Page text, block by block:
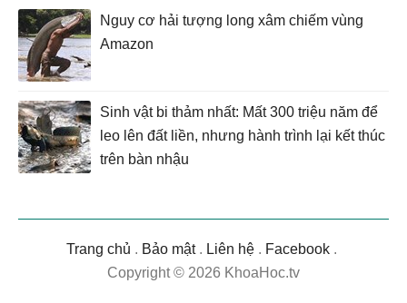
Nguy cơ hải tượng long xâm chiếm vùng
Amazon
Sinh vật bi thảm nhất: Mất 300 triệu năm để
leo lên đất liền, nhưng hành trình lại kết thúc
trên bàn nhậu
Trang chủ . Bảo mật. Liên hệ . Facebook .
Copyright © 2026 KhoaHoc.tv